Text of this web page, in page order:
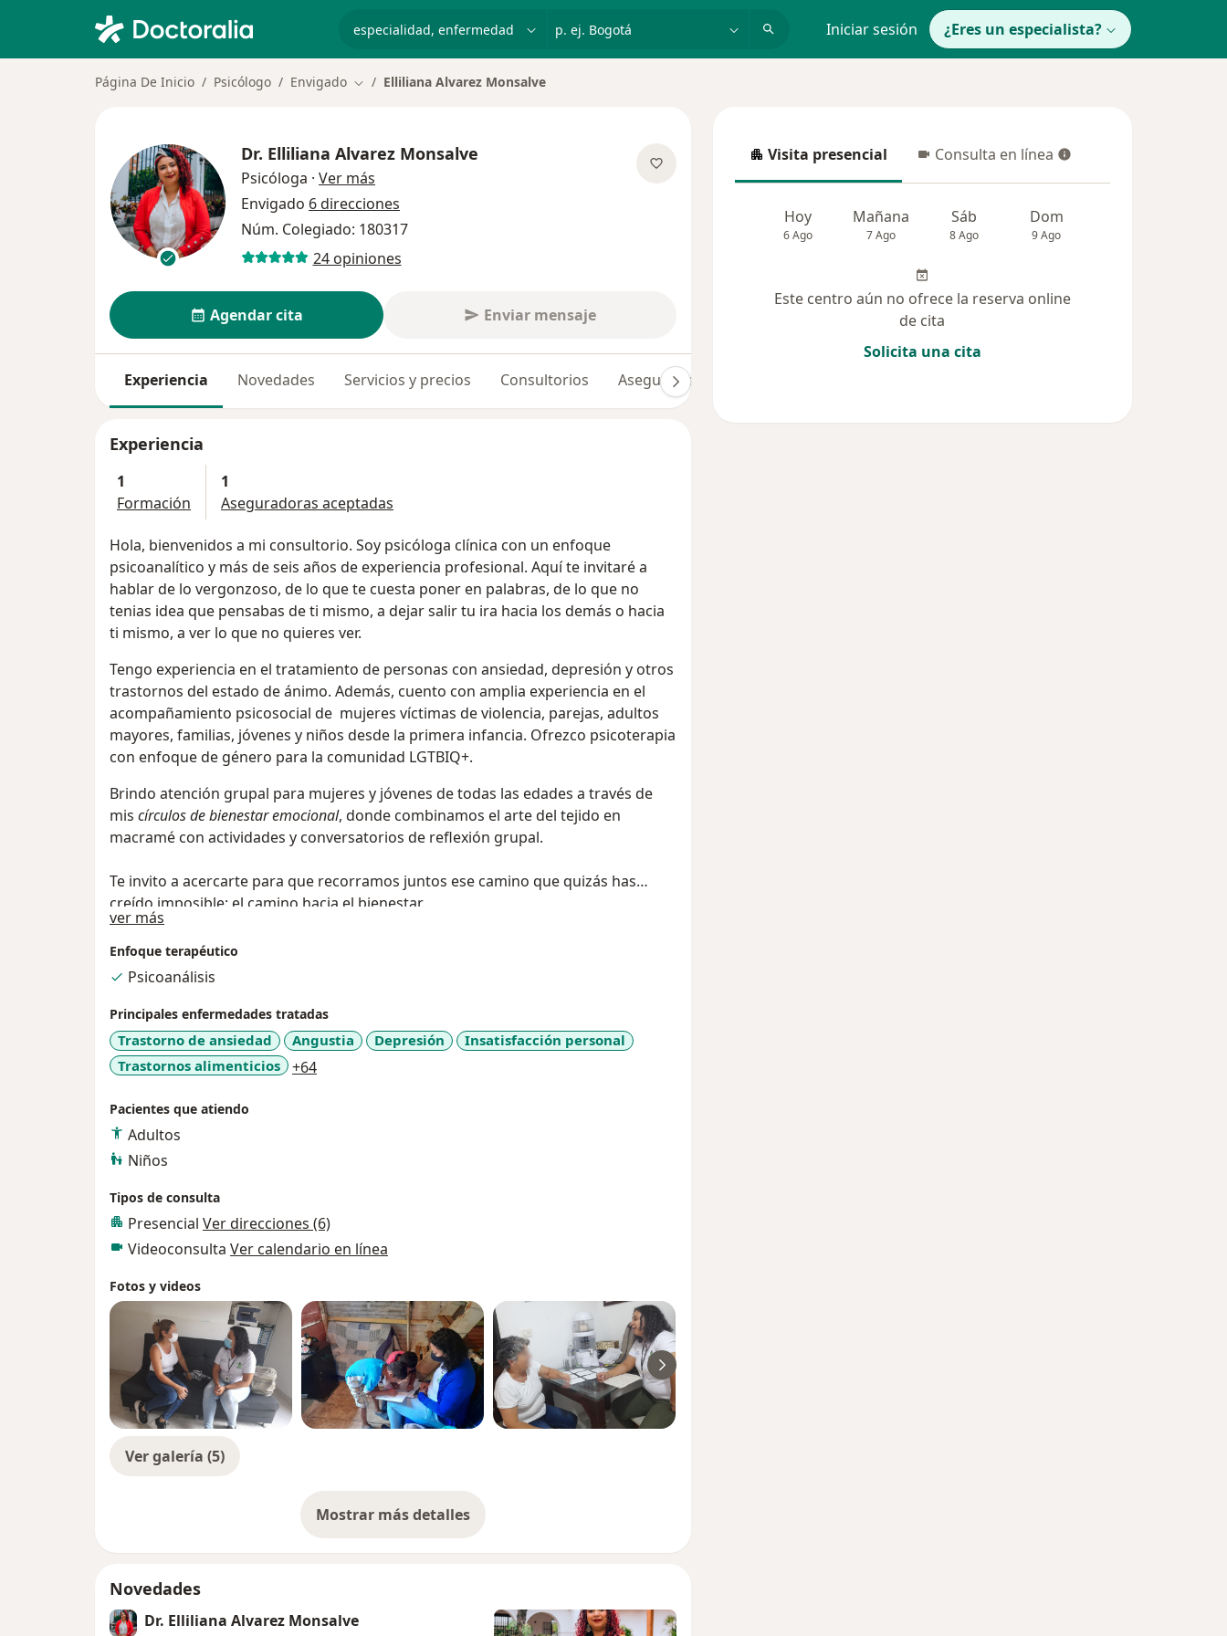
p. ej. Bogotá Iniciar sesión ¿Eres un especialista?
Página De Inicio Psicólogo Envigado Cambiar de ciudad
Elliliana Alvarez Monsalve
Dr. Elliliana Alvarez Monsalve
Psicóloga · Ver más
Envigado 6 direcciones
Núm. Colegiado: 180317
24 opiniones
Agendar cita Enviar mensaje
Experiencia Novedades Servicios y precios Consultorios Aseguradoras
Experiencia
1
Formación
1
Aseguradoras aceptadas
Hola, bienvenidos a mi consultorio. Soy psicóloga clínica con un enfoque
psicoanalítico y más de seis años de experiencia profesional. Aquí te invitaré a
hablar de lo vergonzoso, de lo que te cuesta poner en palabras, de lo que no
tenias idea que pensabas de ti mismo, a dejar salir tu ira hacia los demás o hacia
ti mismo, a ver lo que no quieres ver.
Tengo experiencia en el tratamiento de personas con ansiedad, depresión y otros
trastornos del estado de ánimo. Además, cuento con amplia experiencia en el
acompañamiento psicosocial de mujeres víctimas de violencia, parejas, adultos
mayores, familias, jóvenes y niños desde la primera infancia. Ofrezco psicoterapia
con enfoque de género para la comunidad LGTBIQ+.
Brindo atención grupal para mujeres y jóvenes de todas las edades a través de
mis círculos de bienestar emocional, donde combinamos el arte del tejido en
macramé con actividades y conversatorios de reflexión grupal.
Te invito a acercarte para que recorramos juntos ese camino que quizás has
creído imposible: el camino hacia el bienestar.
ver más
Enfoque terapéutico
Psicoanálisis
Principales enfermedades tratadas
Trastorno de ansiedad Angustia Depresión
Insatisfacción personal
Trastornos alimenticios
+64a11y_sr_more_diseases
Pacientes que atiendo
Adultos
Niños
Tipos de consulta
Presencial Ver direcciones (6)
Videoconsulta Ver calendario en línea
Fotos y videos
Ver galería (5)
Mostrar más detalles
sobre la experiencia
Novedades
Dr. Elliliana Alvarez Monsalve
Visita presencial
Visita presencial Consulta en línea
Consulta en línea
Hoy
6 Ago
Mañana
7 Ago
Sáb
8 Ago
Dom
9 Ago
Este centro aún no ofrece la reserva online
de cita
Solicita una cita